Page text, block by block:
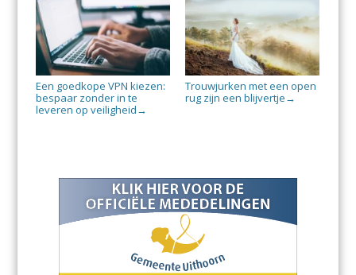
Een goedkope VPN kiezen:
bespaar zonder in te
leveren op veiligheid →
Trouwjurken met een open
rug zijn een blijvertje →